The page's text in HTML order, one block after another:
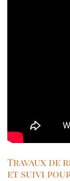
Travaux de
et suivi